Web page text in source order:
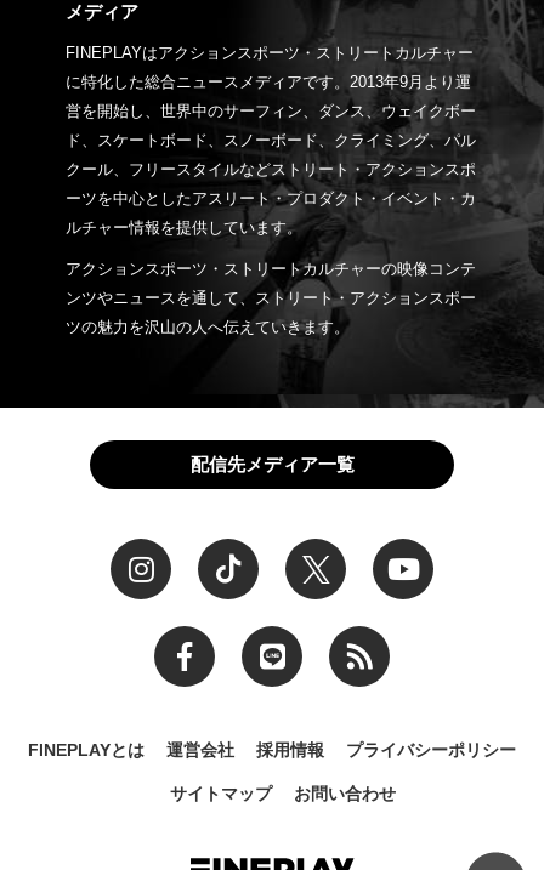
メディア
FINEPLAYはアクションスポーツ・ストリートカルチャー
に特化した総合ニュースメディアです。2013年9月より運
営を開始し、世界中のサーフィン、ダンス、ウェイクボー
ド、スケートボード、スノーボード、クライミング、パル
クール、フリースタイルなどストリート・アクションスポ
ーツを中心としたアスリート・プロダクト・イベント・カ
ルチャー情報を提供しています。
アクションスポーツ・ストリートカルチャーの映像コンテ
ンツやニュースを通して、ストリート・アクションスポー
ツの魅力を沢山の人へ伝えていきます。
配信先メディア一覧
FINEPLAYとは 運営会社 採用情報 プライバシーポリシー
サイトマップ お問い合わせ